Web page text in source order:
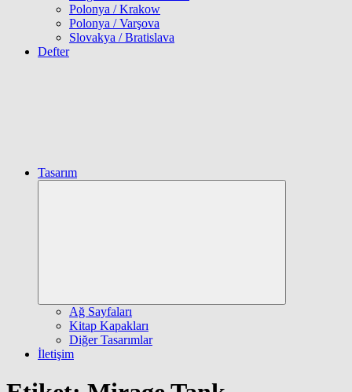
Polonya / Krakow
Polonya / Varşova
Slovakya / Bratislava
Defter
Tasarım
Ağ Sayfaları
Kitap Kapakları
Diğer Tasarımlar
İletişim